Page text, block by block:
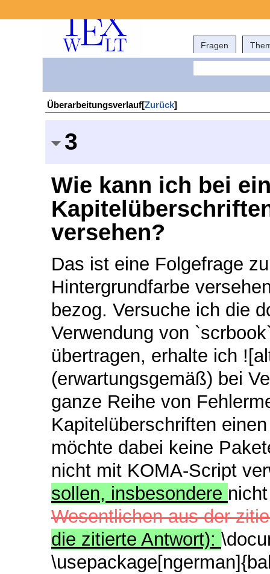
Fragen
Überarbeitungsverlauf[Zurück]
3
Wie kann ich bei
versehen?
Das ist eine Folgefrage
Hintergrundfarbe
bezog. Versuche ich die
Verwendung von
übertragen, erhalte ich
(erwartungsgemäß) bei
ganze Reihe von
Kapitelüberschriften
möchte dabei keine
nicht mit KOMA-Script
sollen, insbesondere
Wesentlichen aus der
die zitierte Antwort):